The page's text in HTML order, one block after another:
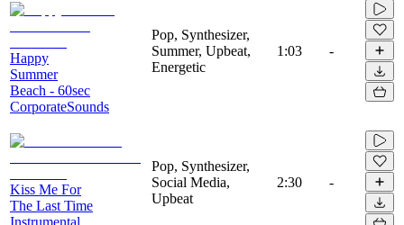
Happy
Summer
Beach - 60sec
CorporateSounds
Pop, Synthesizer,
Summer, Upbeat,
Energetic
1:03 -
Kiss Me For
The Last Time
Instrumental
Pop, Synthesizer,
Social Media,
Upbeat
2:30 -